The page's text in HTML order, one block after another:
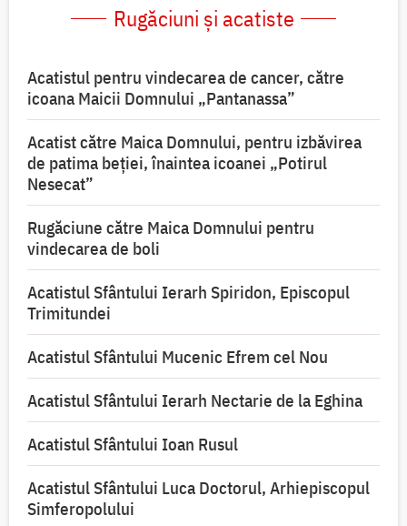
Rugăciuni și acatiste
Acatistul pentru vindecarea de cancer, către
icoana Maicii Domnului „Pantanassa”
Acatist către Maica Domnului, pentru izbăvirea
de patima beției, înaintea icoanei „Potirul
Nesecat”
Rugăciune către Maica Domnului pentru
vindecarea de boli
Acatistul Sfântului Ierarh Spiridon, Episcopul
Trimitundei
Acatistul Sfântului Mucenic Efrem cel Nou
Acatistul Sfântului Ierarh Nectarie de la Eghina
Acatistul Sfântului Ioan Rusul
Acatistul Sfântului Luca Doctorul, Arhiepiscopul
Simferopolului